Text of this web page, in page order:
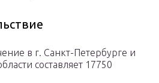
в г. Санкт-Петербурге и
составляет 17750